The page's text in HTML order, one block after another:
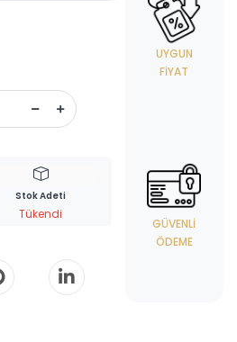
Stok Adeti
Tükendi
UYGUN
FIYAT
GÜVENLI
ÖDEME